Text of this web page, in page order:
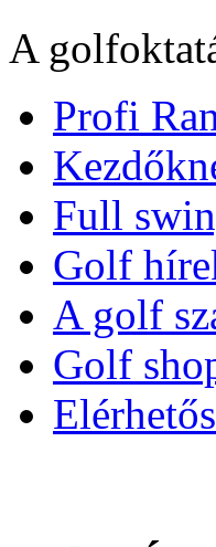
A
Profi
Full
Golf
A golf
Golf